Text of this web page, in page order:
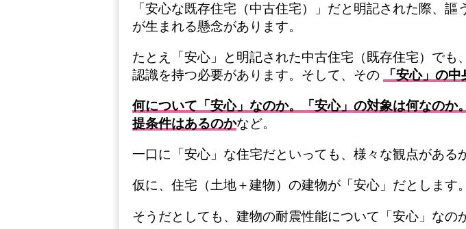
「安心な既存住宅（中古住宅）」だと明記された際、
が生まれる懸念があります。
たとえ「安心」と明記された中古住宅（既存住宅）で
認識を持つ必要があります。そして、その
「安心」の
何について「安心」なのか。「安心」の対象は何なの
提条件はあるのかなど。
一口に「安心」な住宅だといっても、様々な観点がある
仮に、住宅（土地＋建物）の建物が「安心」だとします。
そうだとしても、建物の耐震性能について「安心」なの